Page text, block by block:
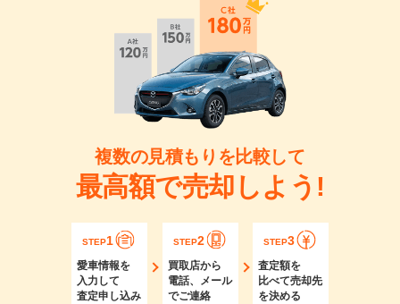
複数の見積もりを比較して
最高額で売却しよう!
STEP1
愛車情報を
入力して
査定申し込み
STEP2
買取店から
電話、メール
でご連絡
STEP3
査定額を
比べて売却先
を決める